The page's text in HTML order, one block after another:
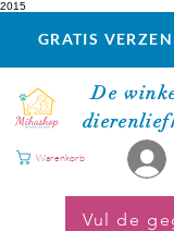
2015
GRATIS
De
Warenkorb
Vul de